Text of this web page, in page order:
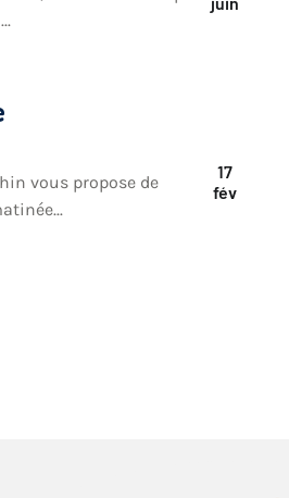
17
fév
vous propose de